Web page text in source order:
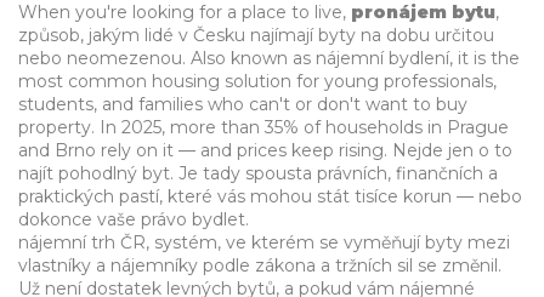
When you're looking for a place to live, pronájem bytu,
způsob, jakým lidé v Česku najímají byty na dobu určitou
nebo neomezenou. Also known as nájemní bydlení, it is the
most common housing solution for young professionals,
students, and families who can't or don't want to buy
property. In 2025, more than 35% of households in Prague
and Brno rely on it — and prices keep rising. Nejde jen o to
najít pohodlný byt. Je tady spousta právních, finančních a
praktických pastí, které vás mohou stát tisíce korun — nebo
dokonce vaše právo bydlet.
nájemní trh ČR, systém, ve kterém se vyměňují byty mezi
vlastníky a nájemníky podle zákona a tržních sil se změnil.
Už není dostatek levných bytů, a pokud vám nájemné